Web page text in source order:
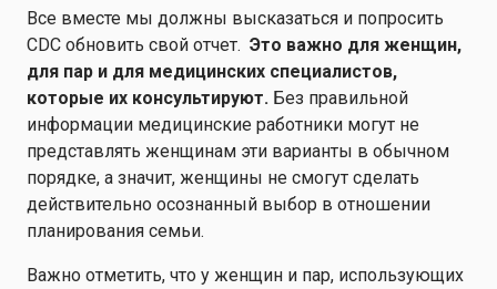
Все вместе мы должны высказаться и попросить
CDC обновить свой отчет. Это важно для женщин,
для пар и для медицинских специалистов,
которые их консультируют. Без правильной
информации медицинские работники могут не
представлять женщинам эти варианты в обычном
порядке, а значит, женщины не смогут сделать
действительно осознанный выбор в отношении
планирования семьи.
Важно отметить, что у женщин и пар, использующих